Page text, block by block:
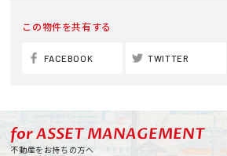
この物件を共有する
FACEBOOK TWITTER
for ASSET MANAGEMENT
不動産をお持ちの方へ